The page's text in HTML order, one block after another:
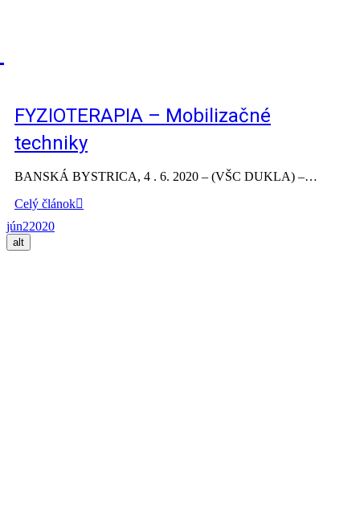
FYZIOTERAPIA – Mobilizačné
techniky
BANSKÁ BYSTRICA, 4 . 6. 2020 – (VŠC DUKLA) –…
Celý článok
jún22020
alt